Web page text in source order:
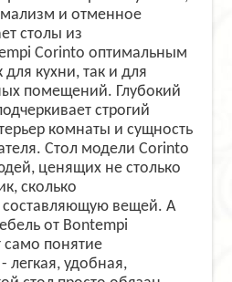
и отменное
столы из
Corinto оптимальным
кухни, так и для
помещений. Глубокий
строгий
комнаты и сущность
Стол модели Corinto
ценящих не столько
сколько
составляющую вещей. А
от Bontempi
само понятие
легкая, удобная,